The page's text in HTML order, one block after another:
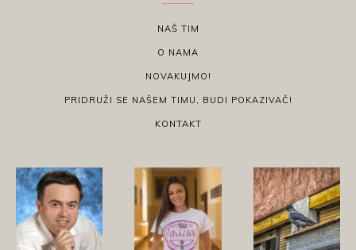
NAŠ TIM
O NAMA
NOVAKUJMO!
PRIDRUŽI SE NAŠEM TIMU, BUDI POKAZIVAČ!
KONTAKT